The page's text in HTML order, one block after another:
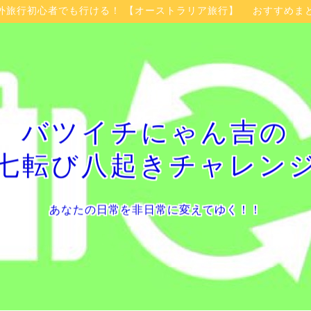
旅行初心者でも行ける！ 【オーストラリア旅行】 おすすめま
バツイチにゃん吉の
転び八起きチャレン
あなたの日常を非日常に変えてゆく！！